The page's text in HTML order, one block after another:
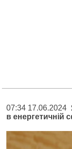
07:34 17.06.2024
в енергетичній